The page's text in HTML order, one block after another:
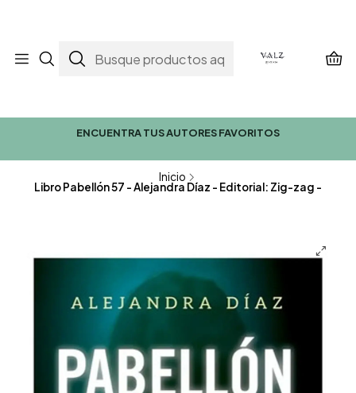
ENCUENTRA TUS AUTORES FAVORITOS
Inicio
Libro Pabellón 57 - Alejandra Díaz - Editorial: Zig-zag -